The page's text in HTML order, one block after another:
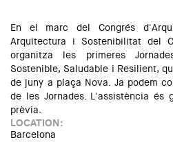
En el marc del Congrés
Arquitectura i Sostenibilitat del
organitza les primeres
Sostenible, Saludable i Resilient,
de juny a plaça Nova. Ja podem
de les Jornades. L'assistència és
prèvia.
LOCATION:
Barcelona